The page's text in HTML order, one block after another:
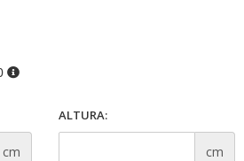
cm
ALTURA:
cm